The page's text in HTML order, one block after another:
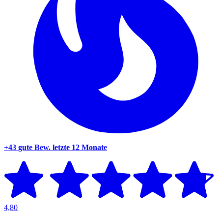
+43 gute Bew. letzte 12 Monate
4,80